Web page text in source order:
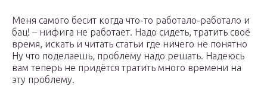
Меня самого бесит когда что-то работало-работало и
бац! – нифига не работает. Надо сидеть, тратить своё
время, искать и читать статьи где ничего не понятно
Ну что поделаешь, проблему надо решать. Надеюсь
вам теперь не придётся тратить много времени на
эту проблему.